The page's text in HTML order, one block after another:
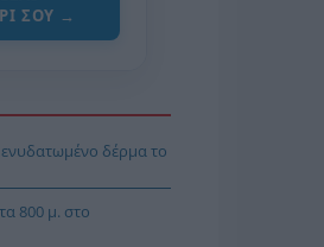
ΣΟΥ →
ενυδατωμένο δέρμα το
800 μ. στο